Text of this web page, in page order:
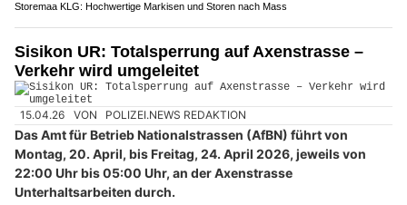
Storemaa KLG: Hochwertige Markisen und Storen nach Mass
Sisikon UR: Totalsperrung auf Axenstrasse –
Verkehr wird umgeleitet
15.04.26 VON POLIZEI.NEWS REDAKTION
Das Amt für Betrieb Nationalstrassen (AfBN) führt von
Montag, 20. April, bis Freitag, 24. April 2026, jeweils von
22:00 Uhr bis 05:00 Uhr, an der Axenstrasse
Unterhaltsarbeiten durch.